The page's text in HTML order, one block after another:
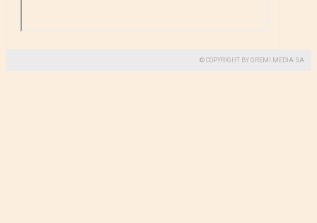
© COPYRIGHT BY GREMI MEDIA SA